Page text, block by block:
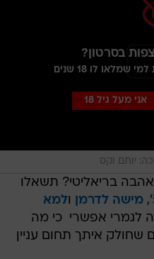
בסרטון?
לו 18 שנים
אני מעל גיל 18
יותם וקס
בריאליטי? תשאלו
מישה לדרמן ולמא
לגמרי אפשרי  כי מה
איתך תחום עניין